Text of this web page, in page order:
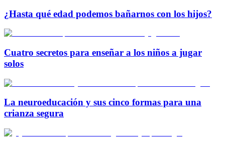
¿Hasta qué edad podemos bañarnos con los hijos?
Cuatro secretos para enseñar a los niños a jugar
solos
La neuroeducación y sus cinco formas para una
crianza segura